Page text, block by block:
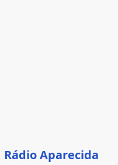
Rádio Aparecida